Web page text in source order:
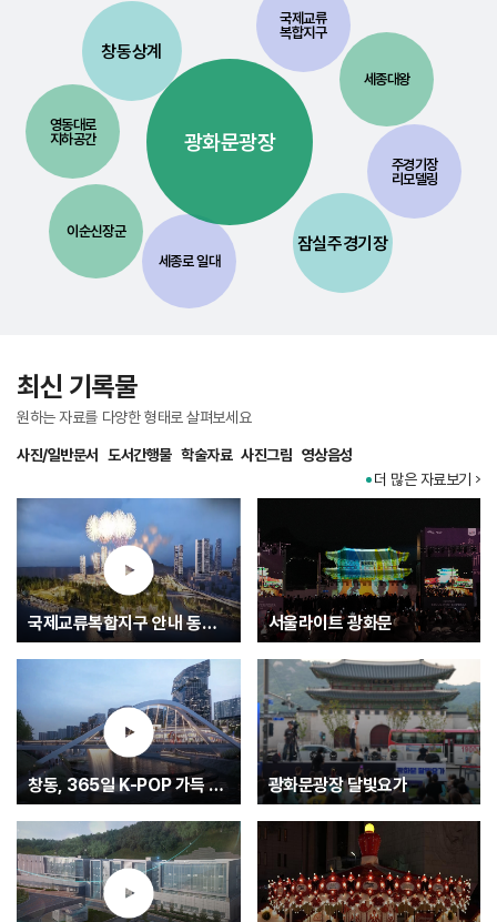
영동대로
지하공간
세종로 일대
주경기장
리모델링
이순신장군
창동상계
광화문광장
국제교류
복합지구
세종대왕
잠실주경기장
최신 기록물
원하는 자료를 다양한 형태로 살펴보세요
더 많은 자료보기
사진/일반문서 도서간행물 학술자료 사진그림 영상음성
국제교류복합지구 안내 동영상
창동, 365일 K-POP 가득 글로벌 문화중심지로.... K-엔터타운
서울라이트 광화문
광화문광장 달빛요가